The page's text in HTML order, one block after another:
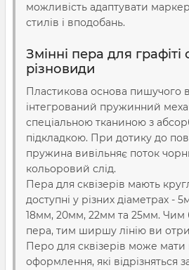
можливість адаптувати
стилів і вподобань.
Змінні пера для графіті
різновиди
Пластикова основа пишучого
інтегрований пружинний
спеціальною тканиною з
підкладкою. При дотику до
пружина вивільняє поток
кольоровий слід.
Пера для сквізерів мають
доступні у різних діаметрах -
18мм, 20мм, 22мм та 25мм. Чим
пера, тим ширшу лінію ви
Перо для сквізерів може мати
оформлення, які відрізняться